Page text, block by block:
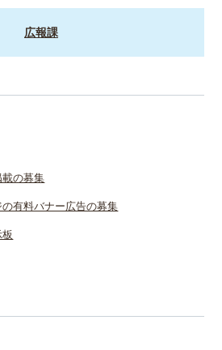
広報課
載の募集
有料バナー広告の募集